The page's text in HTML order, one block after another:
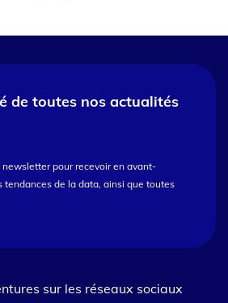
de toutes nos actualités
pour recevoir en avant-
tendances de la data, ainsi que toutes
sur les réseaux sociaux